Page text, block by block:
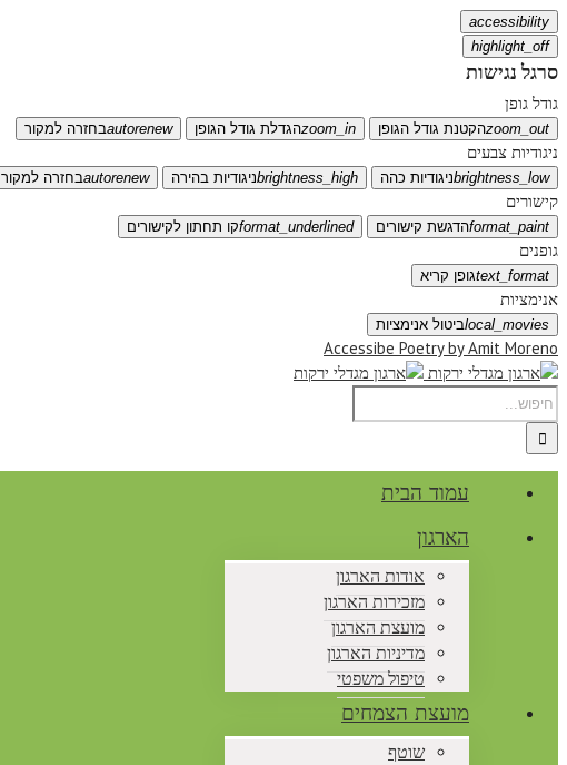
accessibility
highlight_off
סרגל נגישות
גודל גופן
zoom_outהקטנת גודל הגופן zoom_inהגדלת גודל הגופן autorenewבחזרה למקור
ניגודיות צבעים
brightness_lowניגודיות כהה brightness_highניגודיות בהירה autorenewבחזרה למקור
קישורים
format_paintהדגשת קישורים format_underlinedקו תחתון לקישורים
גופנים
text_formatגופן קריא
אנימציות
local_moviesביטול אנימציות
Accessibe Poetry by Amit Moreno
עמוד הבית
הארגון
אודות הארגון
מזכירות הארגון
מועצת הארגון
מדיניות הארגון
טיפול משפטי
מועצת הצמחים
שוטף